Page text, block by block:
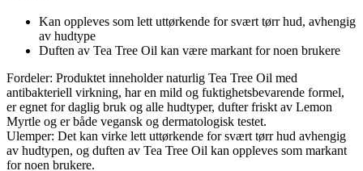
Kan oppleves som lett uttørkende for svært tørr hud, avhengig
av hudtype
Duften av Tea Tree Oil kan være markant for noen brukere
Fordeler: Produktet inneholder naturlig Tea Tree Oil med
antibakteriell virkning, har en mild og fuktighetsbevarende formel,
er egnet for daglig bruk og alle hudtyper, dufter friskt av Lemon
Myrtle og er både vegansk og dermatologisk testet.
Ulemper: Det kan virke lett uttørkende for svært tørr hud avhengig
av hudtypen, og duften av Tea Tree Oil kan oppleves som markant
for noen brukere.